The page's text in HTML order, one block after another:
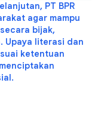
PT BPR
agar mampu
bijak,
Upaya literasi dan
ketentuan